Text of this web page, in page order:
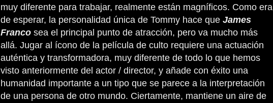
muy diferente para trabajar, realmente están magníficos. Como era
de esperar, la personalidad única de Tommy hace que James
Franco sea el principal punto de atracción, pero va mucho más
allá. Jugar al ícono de la película de culto requiere una actuación
auténtica y transformadora, muy diferente de todo lo que hemos
visto anteriormente del actor / director, y añade con éxito una
humanidad importante a un tipo que se parece a la interpretación
de una persona de otro mundo. Ciertamente, mantiene un aire de